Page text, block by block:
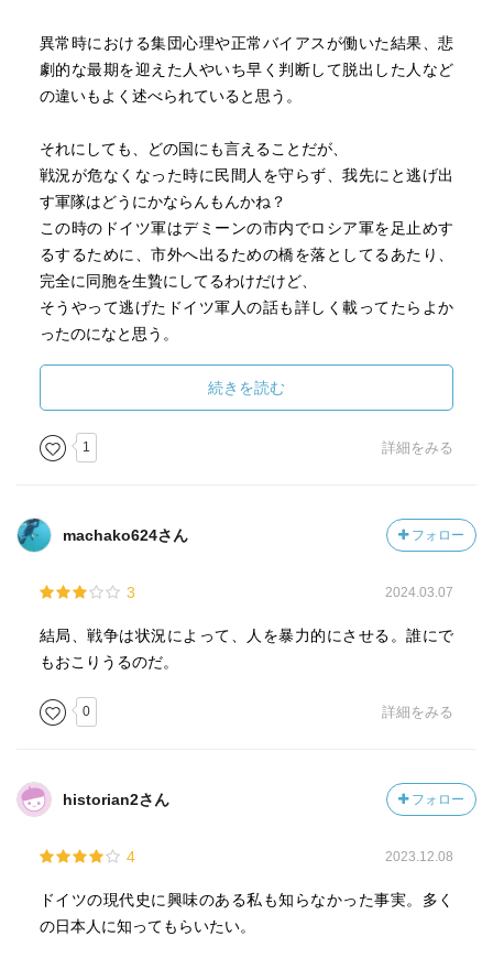
異常時における集団心理や正常バイアスが働いた結果、悲
劇的な最期を迎えた人やいち早く判断して脱出した人など
の違いもよく述べられていると思う。
それにしても、どの国にも言えることだが、
戦況が危なくなった時に民間人を守らず、我先にと逃げ出
す軍隊はどうにかならんもんかね？
この時のドイツ軍はデミーンの市内でロシア軍を足止めす
るするために、市外へ出るための橋を落としてるあたり、
完全に同胞を生贄にしてるわけだけど、
そうやって逃げたドイツ軍人の話も詳しく載ってたらよか
ったのになと思う。
続きを読む
1 詳細をみる
machako624さん フォロー
3 2024.03.07
結局、戦争は状況によって、人を暴力的にさせる。誰にで
もおこりうるのだ。
0 詳細をみる
historian2さん フォロー
4 2023.12.08
ドイツの現代史に興味のある私も知らなかった事実。多く
の日本人に知ってもらいたい。